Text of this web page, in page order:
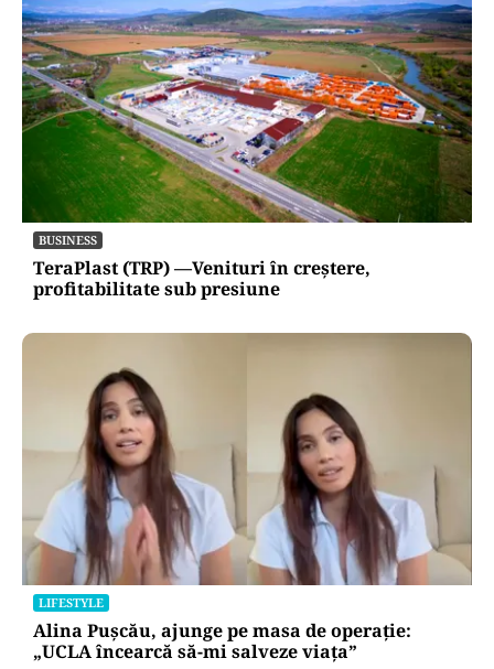
BUSINESS
TeraPlast (TRP) —Venituri în creștere,
profitabilitate sub presiune
LIFESTYLE
Alina Pușcău, ajunge pe masa de operație:
„UCLA încearcă să-mi salveze viața”